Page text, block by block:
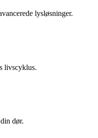
lysløsninger.
livscyklus.
dør.